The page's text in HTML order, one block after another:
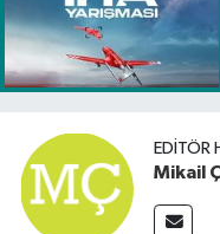
EDITÖR
Mikail